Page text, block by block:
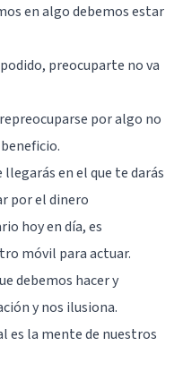
en algo debemos estar
preocuparte no va
por algo no
llegarás en el que te darás
por el dinero
hoy en día, es
móvil para actuar.
debemos hacer y
y nos ilusiona.
es la mente de nuestros